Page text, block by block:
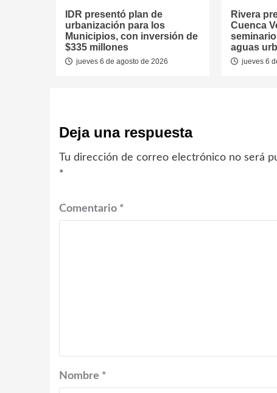
IDR presentó plan de
urbanización para los
Municipios, con inversión de
$335 millones
jueves 6 de agosto de 2026
Rivera
Cuenca
aguas
jueves 6
Deja una respuesta
Tu dirección de correo electrónico no será
*
Comentario *
Nombre *